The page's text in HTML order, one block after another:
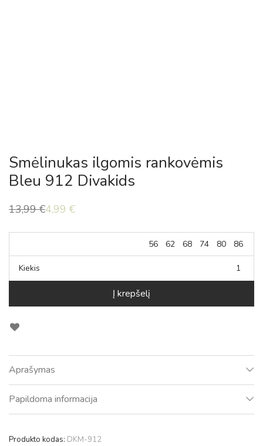
Smėlinukas ilgomis rankovėmis
Bleu 912 Divakids
13,99€
Original
13,99 €.
4,99 €
Current
4,99 €.
56 62 68 74 80 86
Kiekis
Į krepšelį
Aprašymas
Papildoma informacija
Produkto kodas: DKM-912